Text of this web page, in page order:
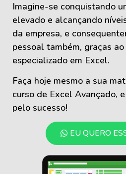
Imagine-se conquistando
elevado e alcançando
da empresa, e
pessoal também, graças
especializado em Excel.
Faça hoje mesmo a sua
curso de Excel Avançado,
pelo sucesso!
EU QUERO